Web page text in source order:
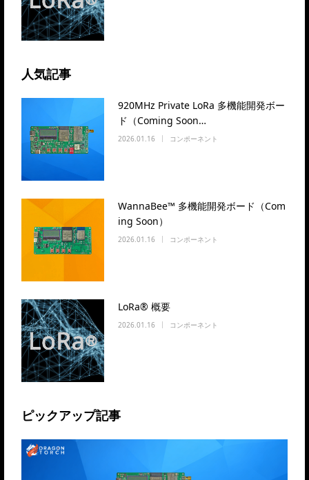
人気記事
920MHz Private LoRa 多機能開発ボー
ド（Coming Soon…
2026.01.16 コンポーネント
WannaBee™ 多機能開発ボード（Com
ing Soon）
2026.01.16 コンポーネント
LoRa® 概要
2026.01.16 コンポーネント
ピックアップ記事